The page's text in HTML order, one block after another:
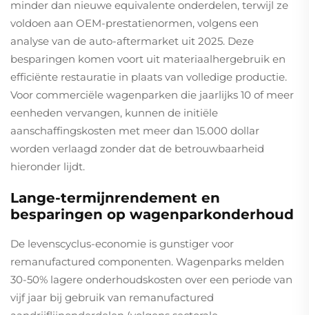
minder dan nieuwe equivalente onderdelen, terwijl ze
voldoen aan OEM-prestatienormen, volgens een
analyse van de auto-aftermarket uit 2025. Deze
besparingen komen voort uit materiaalhergebruik en
efficiënte restauratie in plaats van volledige productie.
Voor commerciële wagenparken die jaarlijks 10 of meer
eenheden vervangen, kunnen de initiële
aanschaffingskosten met meer dan 15.000 dollar
worden verlaagd zonder dat de betrouwbaarheid
hieronder lijdt.
Lange-termijnrendement en
besparingen op wagenparkonderhoud
De levenscyclus-economie is gunstiger voor
remanufactured componenten. Wagenparks melden
30-50% lagere onderhoudskosten over een periode van
vijf jaar bij gebruik van remanufactured